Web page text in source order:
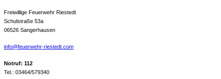
Freiwillige Feuerwehr Riestedt
Schulstraße 53a
06526 Sangerhausen
info@feuerwehr-riestedt.com
Notruf: 112
Tel.: 03464/579340